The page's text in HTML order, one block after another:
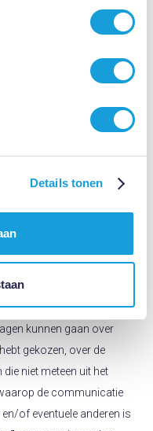
Details tonen
een gesprek. We
op de review.
tijdens de
reviewer in overleg met de
Bij de bestudering is
Orde van Advocaten
de reviewer jou allerlei
wat hem tijdens het
zit de reviewer niet
kunnen gaan over
gekozen, over de
niet meteen uit het
de communicatie
of eventuele anderen is